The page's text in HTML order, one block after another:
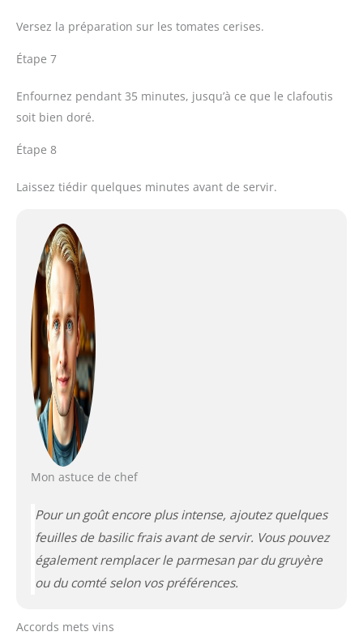
Versez la préparation sur les tomates cerises.
Étape 7
Enfournez pendant 35 minutes, jusqu’à ce que le clafoutis
soit bien doré.
Étape 8
Laissez tiédir quelques minutes avant de servir.
Mon astuce de chef
Pour un goût encore plus intense, ajoutez quelques
feuilles de basilic frais avant de servir. Vous pouvez
également remplacer le parmesan par du gruyère
ou du comté selon vos préférences.
Accords mets vins